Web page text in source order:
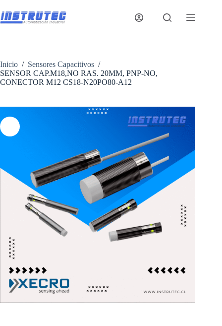
al
contenido
Inicio / Sensores Capacitivos /
SENSOR CAP.M18,NO RAS. 20MM, PNP-NO,
CONECTOR M12 CS18-N20PO80-A12